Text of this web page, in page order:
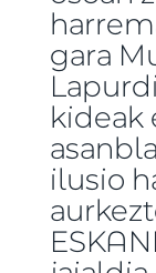
gara
kideak
ilusio